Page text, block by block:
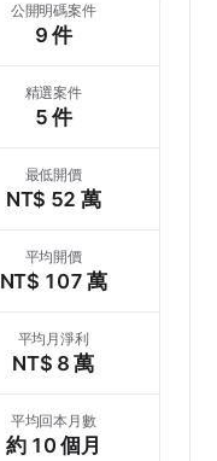
公開明碼案件
9 件
精選案件
5 件
最低開價
NT$ 52 萬
平均開價
NT$ 107 萬
平均月淨利
NT$ 8 萬
平均回本月數
約 10 個月